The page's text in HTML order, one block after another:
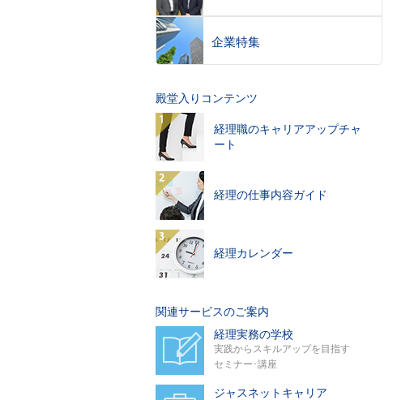
企業特集
殿堂入りコンテンツ
経理職のキャリアアップチャ
ート
経理の仕事内容ガイド
経理カレンダー
関連サービスのご案内
経理実務の学校
実践からスキルアップを目指す
セミナー･講座
ジャスネットキャリア